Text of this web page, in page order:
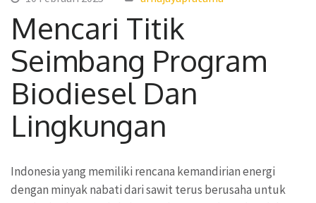
Mencari Titik
Seimbang Program
Biodiesel Dan
Lingkungan
Indonesia yang memiliki rencana kemandirian energi
dengan minyak nabati dari sawit terus berusaha untuk